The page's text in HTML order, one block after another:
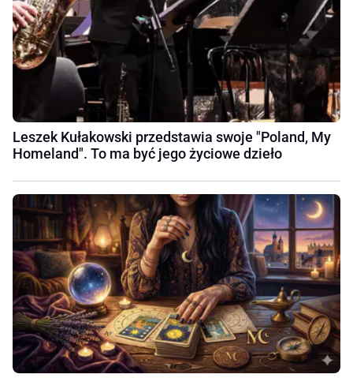
Leszek Kułakowski przedstawia swoje "Poland, My
Homeland". To ma być jego życiowe dzieło